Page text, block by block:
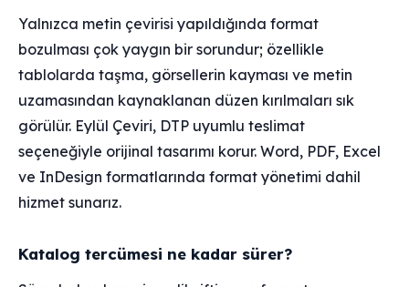
Yalnızca metin çevirisi yapıldığında format
bozulması çok yaygın bir sorundur; özellikle
tablolarda taşma, görsellerin kayması ve metin
uzamasından kaynaklanan düzen kırılmaları sık
görülür. Eylül Çeviri, DTP uyumlu teslimat
seçeneğiyle orijinal tasarımı korur. Word, PDF, Excel
ve InDesign formatlarında format yönetimi dahil
hizmet sunarız.
Katalog tercümesi ne kadar sürer?